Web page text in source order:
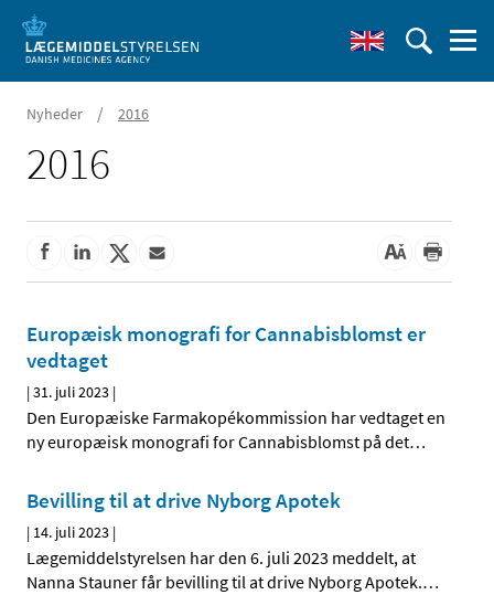
Nyheder / 2016
2016
Europæisk monografi for Cannabisblomst er
vedtaget
|31. juli 2023 |
Den Europæiske Farmakopékommission har vedtaget en
ny europæisk monografi for Cannabisblomst på det…
Bevilling til at drive Nyborg Apotek
| 14. juli 2023 |
Lægemiddelstyrelsen har den 6. juli 2023 meddelt, at
Nanna Stauner får bevilling til at drive Nyborg Apotek.…